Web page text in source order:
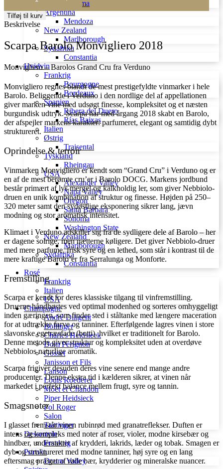
Sonoma
Argentina
Mendoza
New Zealand
Marlborough
Sydafrika
Constantia
Hvidvin
Frankrig
Bourgogne
Bordeaux
Spanien
Ribera del Duero
Rías Baixas
Italien
Østrig
Traisental
Tyskland
Rheingau
USA
Alexander Valley
Napa Valley
Oregon
Santa Barbara
Sonoma
Washington State
New Zealand
Marlborough
Sydafrika
Constantia
Rosé
Frankrig
Italien
USA
Champagne
André Diligent
Bollinger
Charles Heidsieck
Dom Pérignon
Gosset
Janisson et Fils
Lanson
Louis Roederer
Móet et Chandon
Piper Heidsieck
Pol Roger
Salon
Taittinger
Dessertvin
Frankrig
Portvin
Douro Valley
Monvigliero
2018
antal
Tilføj til kurv
Beskrivelse
Scarpa Barolo Monvigliero 2018
Monvigliero – Barolos Grand Cru fra Verduno
Monvigliero regnes blandt de mest prestigefyldte vinmarker i hele
Barolo. Beliggende i Verduno i den nordlige del af appellationen
giver marken vine med udsøgt finesse, kompleksitet og et næsten
burgundisk udtryk. Scarpa har med årgang 2018 skabt en Barolo,
der afspejler markens karakter: parfumeret, elegant og samtidig dybt
struktureret.
Oprindelse & terroir
Vinmarken Monvigliero er kendt som “Grand Cru” i Verduno og er
en af de mest berømte cru’er i Barolo DOCG. Markens jordbund
består primært af lys mergel og kalkholdig ler, som giver Nebbiolo-
druen en unik kombination af struktur og finesse. Højden på 250–
320 meter samt den sydøstlige eksponering sikrer lang, jævn
modning og stor aromatisk intensitet.
Klimaet i Verduno adskiller sig fra de sydligere dele af Barolo – her
er dagene solrige, men nætterne køligere. Det giver Nebbiolo-druer
med mere parfume, frisk syre og en lethed, som står i kontrast til de
mere kraftige Barolo’er fra Serralunga og Monforte.
Fremstilling
Scarpa er kendt for deres klassiske tilgang til vinfremstilling.
Druerne håndhøstes ved optimal modenhed og sorteres omhyggeligt
inden gæringen, som finder sted i ståltanke med længere maceration
for at udtrække farve og tanniner. Efterfølgende lagres vinen i store
slavonske egetræsfade (botti), hvilket er traditionelt for Barolo.
Denne metode giver struktur og kompleksitet uden at overdøve
Nebbiolos naturlige aromatik.
Scarpa frigiver desuden deres vine senere end mange andre
producenter. Denne ekstra tid i kælderen sikrer, at vinen når
markedet i perfekt balance mellem frugt, syre og tannin.
Smagsnoter
I glasset fremstår vinen rubinrød med granatreflekser. Duften er
intens og kompleks med noter af roser, violer, modne kirsebær og
hindbær, understøttet af krydderi, lakrids, læder og tobak. Smagen er
dyb og struktureret med modne tanniner, høj syre og en lang
eftersmag præget af røde bær, krydderier og mineralske nuancer.